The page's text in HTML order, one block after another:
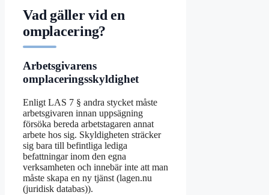
Vad gäller vid en
omplacering?
Arbetsgivarens
omplaceringsskyldighet
Enligt LAS 7 § andra stycket måste
arbetsgivaren innan uppsägning
försöka bereda arbetstagaren annat
arbete hos sig. Skyldigheten sträcker
sig bara till befintliga lediga
befattningar inom den egna
verksamheten och innebär inte att man
måste skapa en ny tjänst (lagen.nu
(juridisk databas)).